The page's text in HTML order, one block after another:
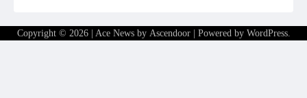
Copyright © 2026 | Ace News by Ascendoor| Powered by WordPress.